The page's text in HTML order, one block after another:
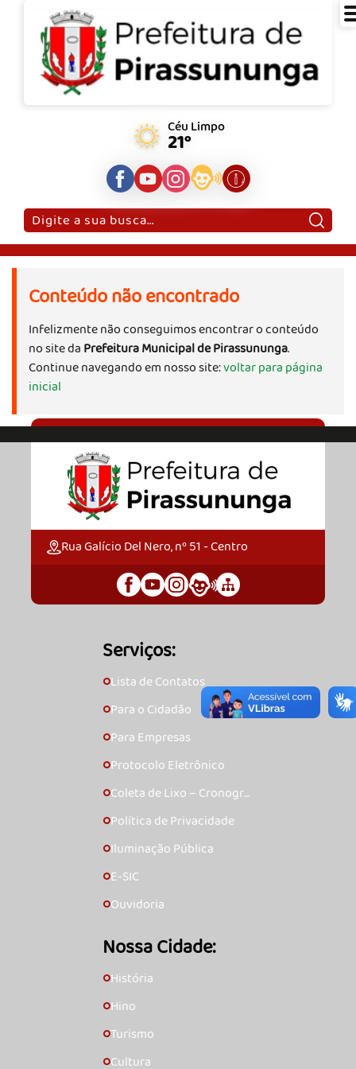
Céu Limpo
21°
Pesquisar:
Conteúdo não encontrado
Infelizmente não conseguimos encontrar o conteúdo
no site da Prefeitura Municipal de Pirassununga.
Continue navegando em nosso site:voltar para página
inicial
Rua Galício Del Nero, nº 51 - Centro
Serviços:
🞇Lista de Contatos
🞇Para o Cidadão
🞇Para Empresas
🞇Protocolo Eletrônico
🞇Coleta de Lixo – Cronogra
🞇Política de Privacidade
🞇Iluminação Pública
🞇E-SIC
🞇Ouvidoria
Nossa Cidade:
🞇História
🞇Hino
🞇Turismo
🞇Cultura